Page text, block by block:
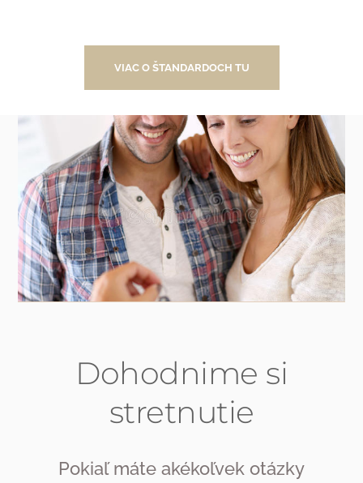
VIAC O ŠTANDARDOCH TU
Dohodnime si
stretnutie
Pokiaľ máte akékoľvek otázky